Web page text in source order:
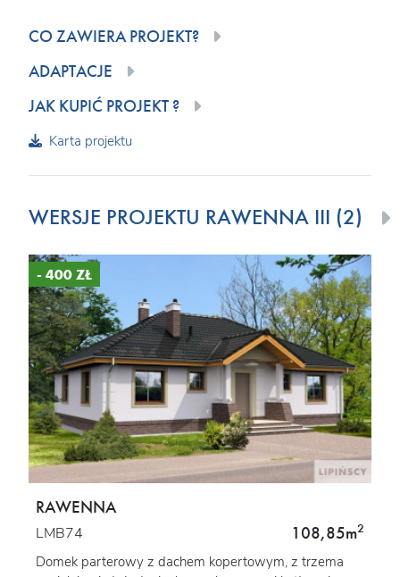
CO ZAWIERA PROJEKT?
ADAPTACJE
JAK KUPIĆ PROJEKT ?
Karta projektu
WERSJE PROJEKTU RAWENNA III (2)
- 400 ZŁ
RAWENNA
LMB74 108,85m2
Domek parterowy z dachem kopertowym, z trzema